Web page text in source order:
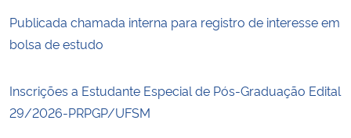
Publicada chamada interna para registro de interesse em
bolsa de estudo
Inscrições a Estudante Especial de Pós-Graduação Edital
29/2026-PRPGP/UFSM